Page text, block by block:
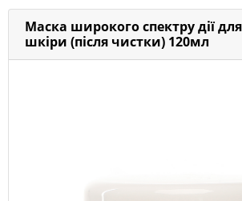
Маска широкого спектру дії
шкіри (після чистки) 120мл